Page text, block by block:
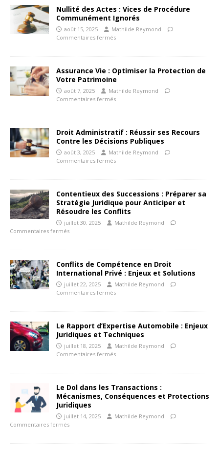
Nullité des Actes : Vices de Procédure
Communément Ignorés
août 15, 2025
Mathilde Reymond
Commentaires fermés
Assurance Vie : Optimiser la Protection de
Votre Patrimoine
août 7, 2025
Mathilde Reymond
Commentaires fermés
Droit Administratif : Réussir ses Recours
Contre les Décisions Publiques
août 3, 2025
Mathilde Reymond
Commentaires fermés
Contentieux des Successions : Préparer sa
Stratégie Juridique pour Anticiper et
Résoudre les Conflits
juillet 30, 2025
Mathilde Reymond
Commentaires fermés
Conflits de Compétence en Droit
International Privé : Enjeux et Solutions
juillet 22, 2025
Mathilde Reymond
Commentaires fermés
Le Rapport d’Expertise Automobile : Enjeux
Juridiques et Techniques
juillet 18, 2025
Mathilde Reymond
Commentaires fermés
Le Dol dans les Transactions :
Mécanismes, Conséquences et Protections
Juridiques
juillet 14, 2025
Mathilde Reymond
Commentaires fermés